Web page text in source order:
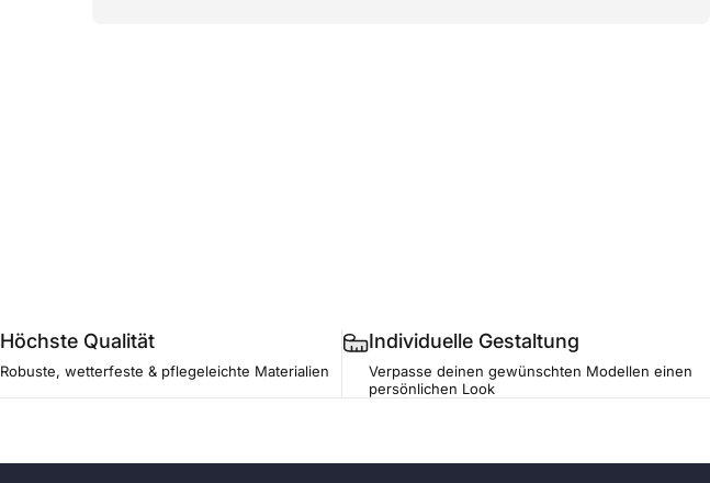
Höchste Qualität
Robuste, wetterfeste & pflegeleichte Materialien
Individuelle Gestaltung
Verpasse deinen gewünschten Modellen einen
persönlichen Look